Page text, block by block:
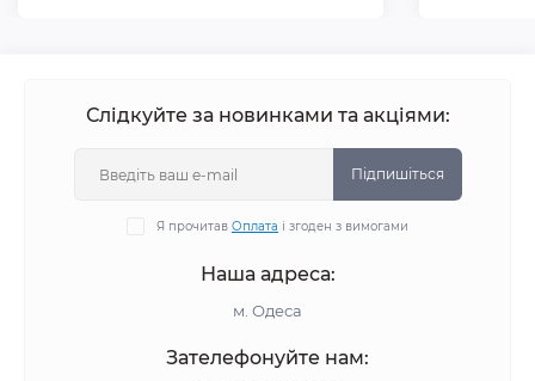
Слідкуйте за новинками та акціями:
Підпишіться
Я прочитав Оплата і згоден з вимогами
Наша адреса:
м. Одеса
Зателефонуйте нам: